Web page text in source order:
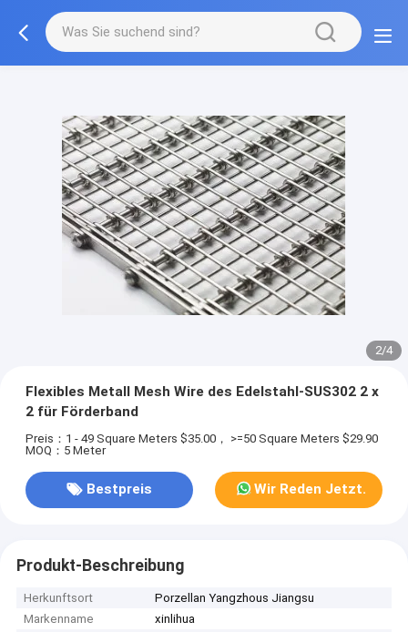
2/4
Flexibles Metall Mesh Wire des Edelstahl-SUS302 2 x
2 für Förderband
Preis：1 - 49 Square Meters $35.00， >=50 Square Meters $29.90
MOQ：5 Meter
Bestpreis Wir Reden Jetzt.
Produkt-Beschreibung
Herkunftsort
Porzellan Yangzhous Jiangsu
Markenname
xinlihua